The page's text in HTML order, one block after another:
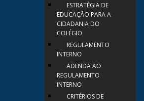
ESTRATÉGIA DE
EDUCAÇÃO PARA A
CIDADANIA DO
COLÉGIO
REGULAMENTO
INTERNO
ADENDA AO
REGULAMENTO
INTERNO
CRITÉRIOS DE